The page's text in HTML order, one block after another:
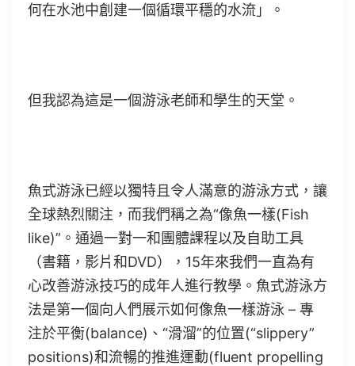
何在水池中創建一個循環平穩的水流」。
但我認為這是一個游泳老師和學生的天堂。
魚式游泳已經以獨特且令人滿意的游泳方式，讓
全球熱烈關注，而我們稱之為“像魚一樣(Fish
like)”。通過一對一和團體課程以及自助工具
（書籍，影片和DVD），15年來我們一直為有
心改善游泳技巧的成年人進行教學。魚式游泳方
法是第一個向人們展示如何像魚一樣游泳 – 專
注於平衡(balance)、“滑溜”的位置(“slippery”
positions)和流暢的推進運動(fluent propelling